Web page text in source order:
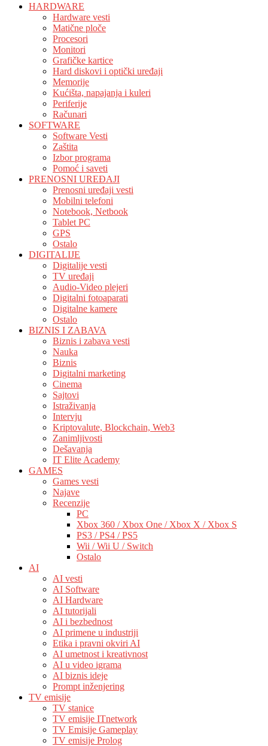
HARDWARE
Hardware vesti
Matične ploče
Procesori
Monitori
Grafičke kartice
Hard diskovi i optički uređaji
Memorije
Kućišta, napajanja i kuleri
Periferije
Računari
SOFTWARE
Software Vesti
Zaštita
Izbor programa
Pomoć i saveti
PRENOSNI UREĐAJI
Prenosni uređaji vesti
Mobilni telefoni
Notebook, Netbook
Tablet PC
GPS
Ostalo
DIGITALIJE
Digitalije vesti
TV uređaji
Audio-Video plejeri
Digitalni fotoaparati
Digitalne kamere
Ostalo
BIZNIS I ZABAVA
Biznis i zabava vesti
Nauka
Biznis
Digitalni marketing
Cinema
Sajtovi
Istraživanja
Intervju
Kriptovalute, Blockchain, Web3
Zanimljivosti
Dešavanja
IT Elite Academy
GAMES
Games vesti
Najave
Recenzije
PC
Xbox 360 / Xbox One / Xbox X / Xbox S
PS3 / PS4 / PS5
Wii / Wii U / Switch
Ostalo
AI
AI vesti
AI Software
AI Hardware
AI tutorijali
AI i bezbednost
AI primene u industriji
Etika i pravni okviri AI
AI umetnost i kreativnost
AI u video igrama
AI biznis ideje
Prompt inženjering
TV emisije
TV stanice
TV emisije ITnetwork
TV Emisije Gameplay
TV emisije Prolog